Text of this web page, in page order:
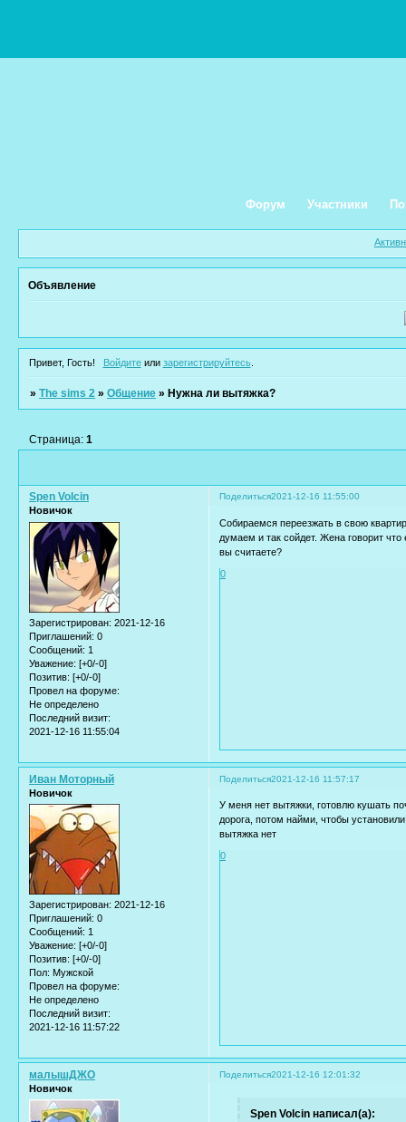
Форум Участники
Объявление
Привет, Гость! Войдитеили зарегистрируйтесь.
»The sims 2 »Общение » Нужна ли вытяжка?
Страница:1
Поделиться2021-12-16 11:55:00
Spen Volcin
Новичок
Зарегистрирован: 2021-12-16
Приглашений: 0
Сообщений: 1
Уважение: [+0/-0]
Позитив: [+0/-0]
Провел на форуме:
Не определено
Последний визит:
2021-12-16 11:55:04
Собираемся переезжать в свою
думаем и так сойдет. Жена говорит что
вы считаете?
0
Поделиться2021-12-16 11:57:17
Иван Моторный
Новичок
Зарегистрирован: 2021-12-16
Приглашений: 0
Сообщений: 1
Уважение: [+0/-0]
Позитив: [+0/-0]
Пол: Мужской
Провел на форуме:
Не определено
Последний визит:
2021-12-16 11:57:22
У меня нет вытяжки, готовлю кушать
дорога, потом найми, чтобы
вытяжка нет
0
Поделиться2021-12-16 12:01:32
малышДЖО
Новичок
Spen Volcin написал(а):